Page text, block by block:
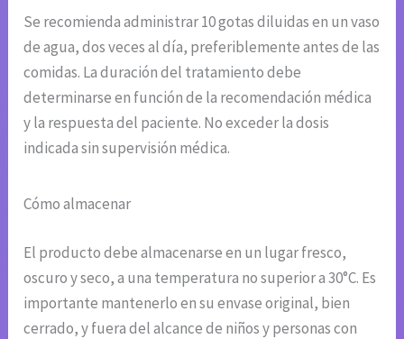
Se recomienda administrar 10 gotas diluidas en un vaso
de agua, dos veces al día, preferiblemente antes de las
comidas. La duración del tratamiento debe
determinarse en función de la recomendación médica
y la respuesta del paciente. No exceder la dosis
indicada sin supervisión médica.
Cómo almacenar
El producto debe almacenarse en un lugar fresco,
oscuro y seco, a una temperatura no superior a 30°C. Es
importante mantenerlo en su envase original, bien
cerrado, y fuera del alcance de niños y personas con